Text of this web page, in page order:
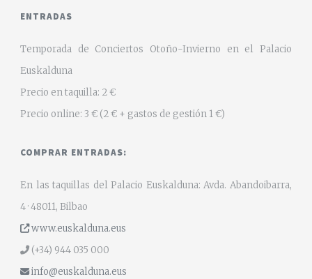
ENTRADAS
Temporada de Conciertos Otoño-Invierno en el Palacio
Euskalduna
Precio en taquilla: 2 €
Precio online: 3 € (2 € + gastos de gestión 1 €)
COMPRAR ENTRADAS:
En las taquillas del Palacio Euskalduna: Avda. Abandoibarra,
4 · 48011, Bilbao
www.euskalduna.eus
(+34) 944 035 000
info@euskalduna.eus